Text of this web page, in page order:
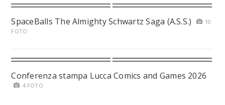
SpaceBalls The Almighty Schwartz Saga (A.S.S.)
10
FOTO
Conferenza stampa Lucca Comics and Games 2026
4 FOTO